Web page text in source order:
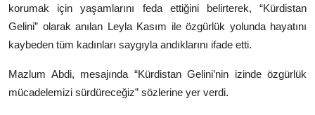
korumak için yaşamlarını feda ettiğini belirterek, “Kürdistan
Gelini” olarak anılan Leyla Kasım ile özgürlük yolunda hayatını
kaybeden tüm kadınları saygıyla andıklarını ifade etti.
Mazlum Abdi, mesajında “Kürdistan Gelini’nin izinde özgürlük
mücadelemizi sürdüreceğiz” sözlerine yer verdi.